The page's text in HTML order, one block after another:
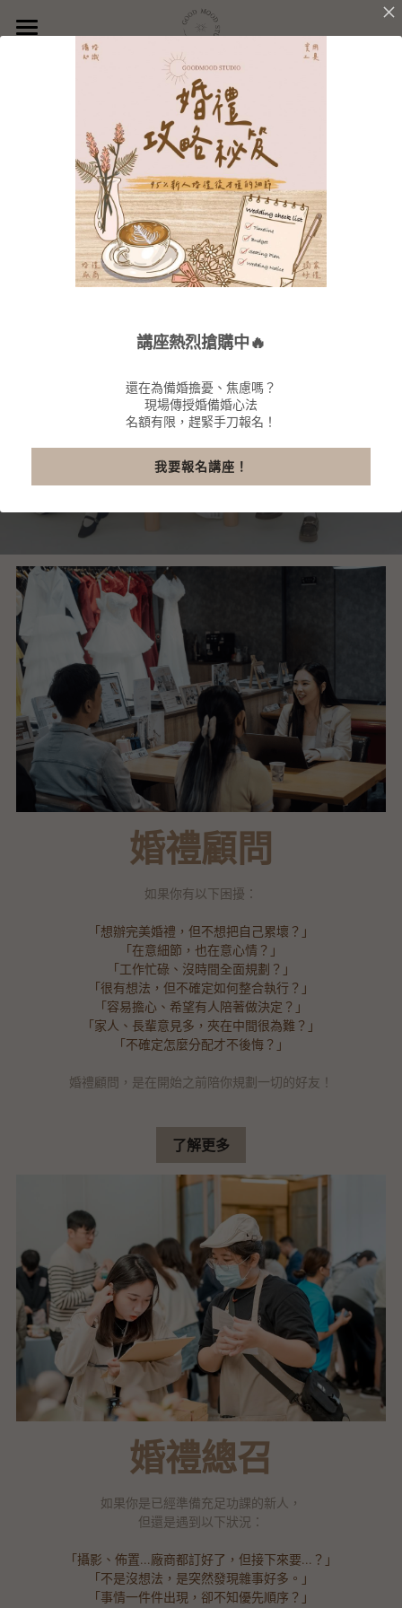
品牌理念
婚禮團隊
婚禮服務
服務內容
價格方案
精選作品
派對企劃
服務內容
價格方案
沐光學苑
聯絡我們
【About Price】
婚禮顧問
如果你有以下困擾：
「想辦完美婚禮，但不想把自己累壞？」
「在意細節，也在意心情？」
「工作忙碌、沒時間全面規劃？」
「很有想法，但不確定如何整合執行？」
「容易擔心、希望有人陪著做決定？」
「家人、長輩意見多，夾在中間很為難？」
「不確定怎麼分配才不後悔？」
婚禮顧問，是在開始之前陪你規劃一切的好友！
了解更多
婚禮總召
如果你是已經準備充足功課的新人，
但還是遇到以下狀況：
「攝影、佈置...廠商都訂好了，但接下來要...？」
「不是沒想法，是突然發現雜事好多。」
「事情一件件出現，卻不知優先順序？」
講座熱烈搶購中🔥
還在為備婚擔憂、焦慮嗎？
現場傳授婚備婚心法
名額有限，趕緊手刀報名！
我要報名講座！